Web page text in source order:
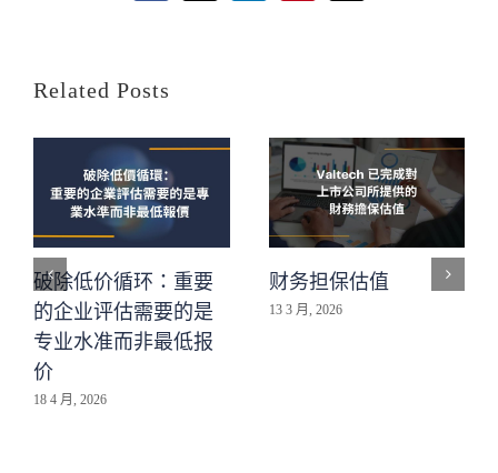
Related Posts
破除低价循环：重要
的企业评估需要的是
专业水准而非最低报
价
18 4 月, 2026
财务担保估值
13 3 月, 2026